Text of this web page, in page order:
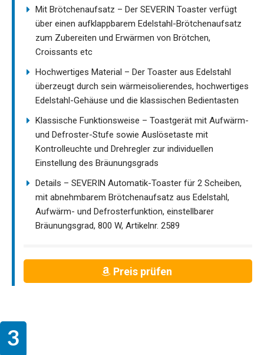
Mit Brötchenaufsatz – Der SEVERIN Toaster verfügt
über einen aufklappbarem Edelstahl-Brötchenaufsatz
zum Zubereiten und Erwärmen von Brötchen,
Croissants etc
Hochwertiges Material – Der Toaster aus Edelstahl
überzeugt durch sein wärmeisolierendes, hochwertiges
Edelstahl-Gehäuse und die klassischen Bedientasten
Klassische Funktionsweise – Toastgerät mit Aufwärm-
und Defroster-Stufe sowie Auslösetaste mit
Kontrolleuchte und Drehregler zur individuellen
Einstellung des Bräunungsgrads
Details – SEVERIN Automatik-Toaster für 2 Scheiben,
mit abnehmbarem Brötchenaufsatz aus Edelstahl,
Aufwärm- und Defrosterfunktion, einstellbarer
Bräunungsgrad, 800 W, Artikelnr. 2589
Preis prüfen